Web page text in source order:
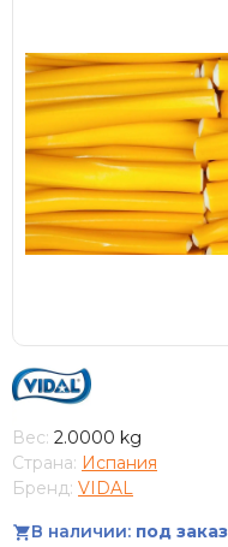
Вес: 2.0000 kg
Страна: Испания
Бренд: VIDAL
В наличии: под заказ